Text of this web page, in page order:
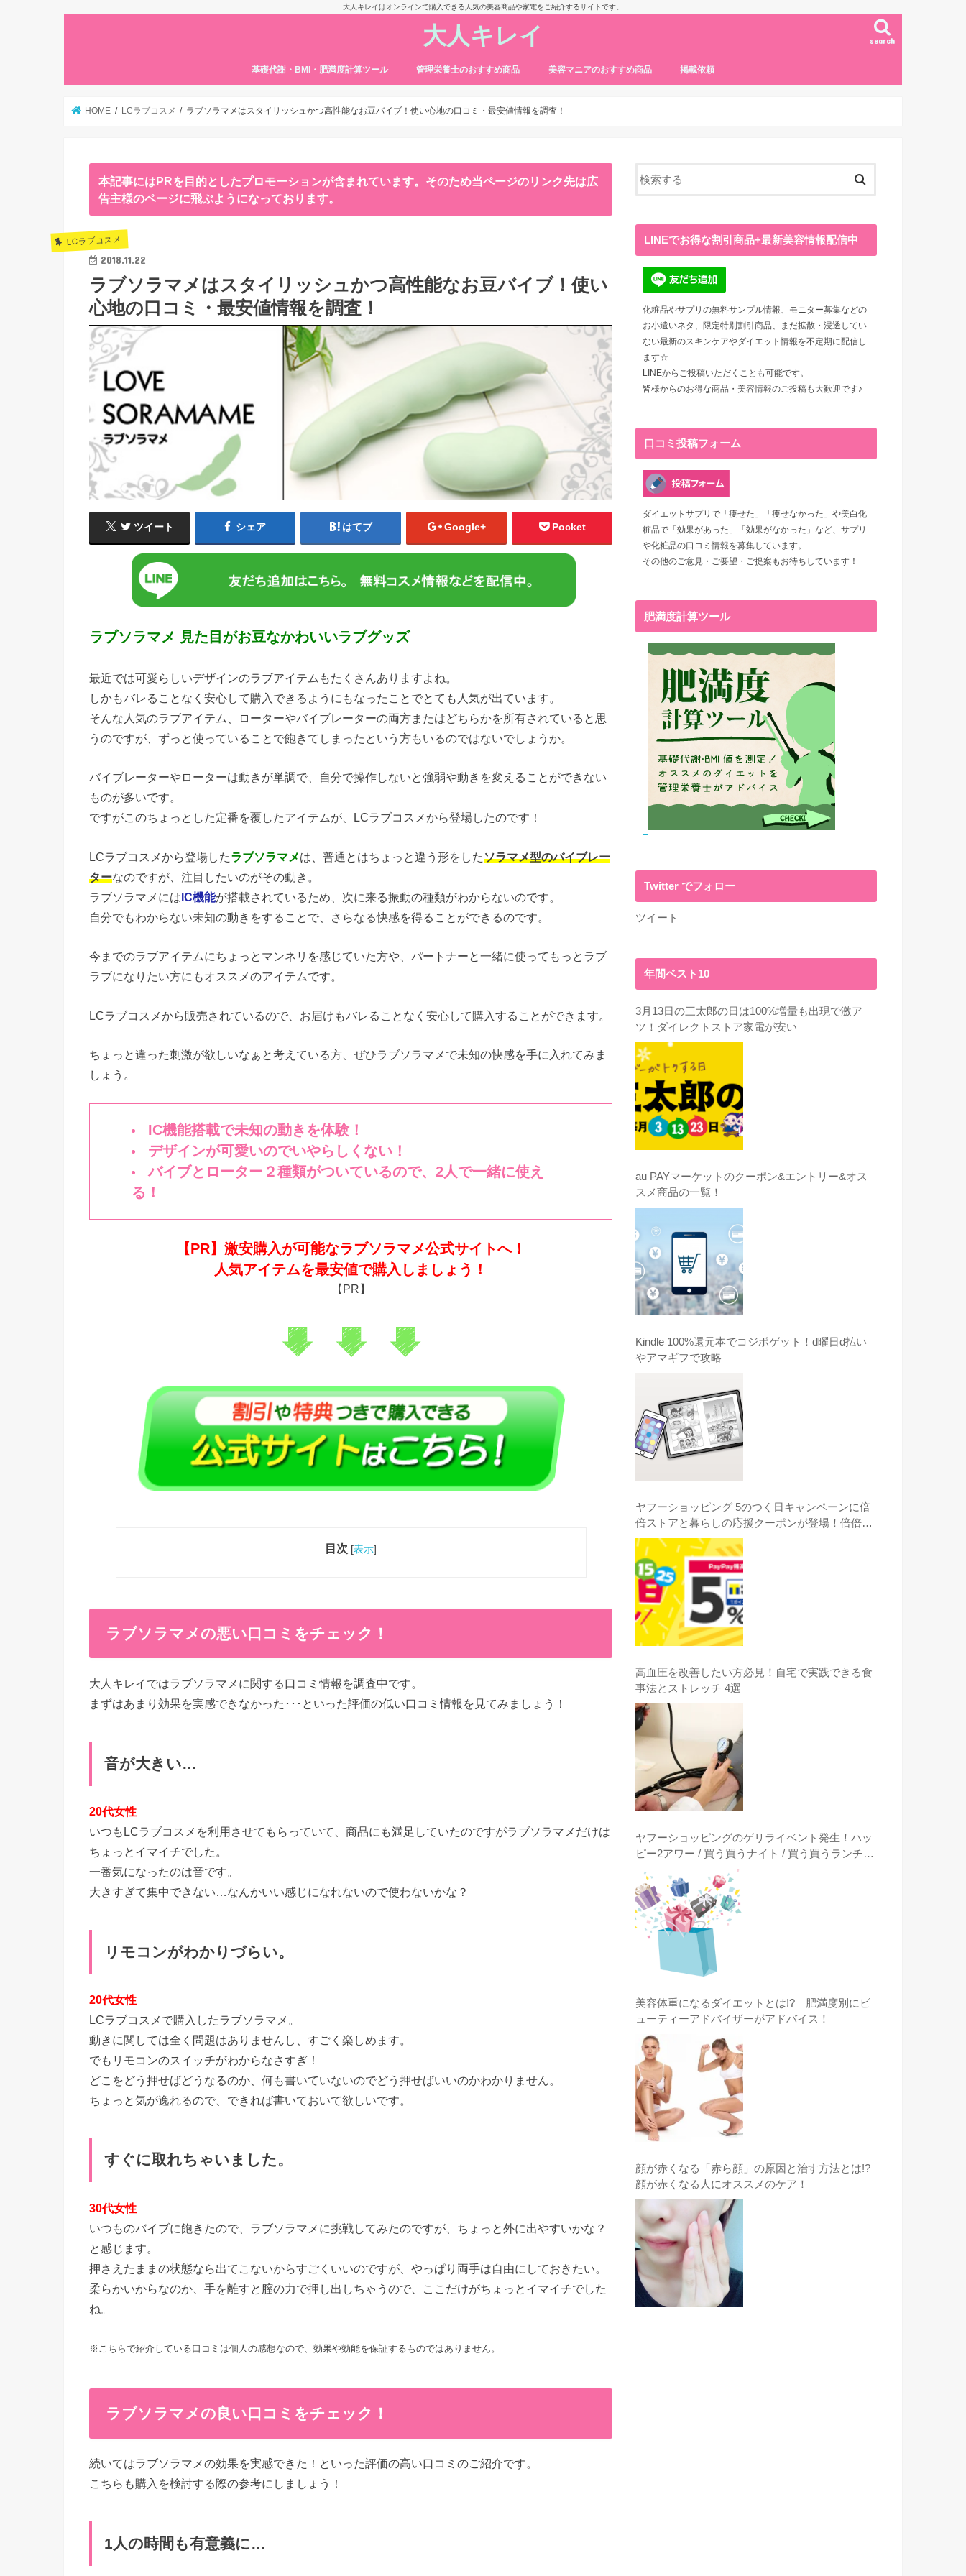
大人キレイはオンラインで購入できる人気の美容商品や家電をご紹介するサイトです。
大人キレイ search
基礎代謝・BMI・肥満度計算ツール 管理栄養士のおすすめ商品 美容マニアのおすすめ商品 掲載依頼
HOME LCラブコスメ ラブソラマメはスタイリッシュかつ高性能なお豆バイブ！使い心地の口コミ・最安値情報を調査！
本記事にはPRを目的としたプロモーションが含まれています。そのため当ページのリンク先は広
告主様のページに飛ぶようになっております。
LCラブコスメ
2018.11.22
ラブソラマメはスタイリッシュかつ高性能なお豆バイブ！使い
心地の口コミ・最安値情報を調査！
ツイート シェア はてブ Google+ Pocket
ラブソラマメ 見た目がお豆なかわいいラブグッズ
最近では可愛らしいデザインのラブアイテムもたくさんありますよね。
しかもバレることなく安心して購入できるようにもなったことでとても人気が出ています。
そんな人気のラブアイテム、ローターやバイブレーターの両方またはどちらかを所有されていると思
うのですが、ずっと使っていることで飽きてしまったという方もいるのではないでしょうか。
バイブレーターやローターは動きが単調で、自分で操作しないと強弱や動きを変えることができない
ものが多いです。
ですがこのちょっとした定番を覆したアイテムが、LCラブコスメから登場したのです！
LCラブコスメから登場したラブソラマメは、普通とはちょっと違う形をしたソラマメ型のバイブレー
ターなのですが、注目したいのがその動き。
ラブソラマメにはIC機能が搭載されているため、次に来る振動の種類がわからないのです。
自分でもわからない未知の動きをすることで、さらなる快感を得ることができるのです。
今までのラブアイテムにちょっとマンネリを感じていた方や、パートナーと一緒に使ってもっとラブ
ラブになりたい方にもオススメのアイテムです。
LCラブコスメから販売されているので、お届けもバレることなく安心して購入することができます。
ちょっと違った刺激が欲しいなぁと考えている方、ぜひラブソラマメで未知の快感を手に入れてみま
しょう。
IC機能搭載で未知の動きを体験！
デザインが可愛いのでいやらしくない！
バイブとローター２種類がついているので、2人で一緒に使え
る！
【PR】激安購入が可能なラブソラマメ公式サイトへ！
人気アイテムを最安値で購入しましょう！
【PR】
目次 [表示]
ラブソラマメの悪い口コミをチェック！
大人キレイではラブソラマメに関する口コミ情報を調査中です。
まずはあまり効果を実感できなかった･･･といった評価の低い口コミ情報を見てみましょう！
音が大きい…
20代女性
いつもLCラブコスメを利用させてもらっていて、商品にも満足していたのですがラブソラマメだけは
ちょっとイマイチでした。
一番気になったのは音です。
大きすぎて集中できない…なんかいい感じになれないので使わないかな？
リモコンがわかりづらい。
20代女性
LCラブコスメで購入したラブソラマメ。
動きに関しては全く問題はありませんし、すごく楽しめます。
でもリモコンのスイッチがわからなさすぎ！
どこをどう押せばどうなるのか、何も書いていないのでどう押せばいいのかわかりません。
ちょっと気が逸れるので、できれば書いておいて欲しいです。
すぐに取れちゃいました。
30代女性
いつものバイブに飽きたので、ラブソラマメに挑戦してみたのですが、ちょっと外に出やすいかな？
と感じます。
押さえたままの状態なら出てこないからすごくいいのですが、やっぱり両手は自由にしておきたい。
柔らかいからなのか、手を離すと膣の力で押し出しちゃうので、ここだけがちょっとイマイチでした
ね。
※こちらで紹介している口コミは個人の感想なので、効果や効能を保証するものではありません。
ラブソラマメの良い口コミをチェック！
続いてはラブソラマメの効果を実感できた！といった評価の高い口コミのご紹介です。
こちらも購入を検討する際の参考にしましょう！
1人の時間も有意義に…
LINEでお得な割引商品+最新美容情報配信中
化粧品やサプリの無料サンプル情報、モニター募集などの
お小遣いネタ、限定特別割引商品、まだ拡散・浸透してい
ない最新のスキンケアやダイエット情報を不定期に配信し
ます☆
LINEからご投稿いただくことも可能です。
皆様からのお得な商品・美容情報のご投稿も大歓迎です♪
口コミ投稿フォーム
ダイエットサプリで「痩せた」「痩せなかった」や美白化
粧品で「効果があった」「効果がなかった」など、サプリ
や化粧品の口コミ情報を募集しています。
その他のご意見・ご要望・ご提案もお待ちしています！
肥満度計算ツール
Twitter でフォロー
ツイート
年間ベスト10
3月13日の三太郎の日は100%増量も出現で激ア
ツ！ダイレクトストア家電が安い
au PAYマーケットのクーポン&エントリー&オス
スメ商品の一覧！
Kindle 100%還元本でコジポゲット！d曜日d払い
やアマギフで攻略
ヤフーショッピング 5のつく日キャンペーンに倍
倍ストアと暮らしの応援クーポンが登場！倍倍ス
トアのコジマのGOPRO HERO8がオススメ！
高血圧を改善したい方必見！自宅で実践できる食
事法とストレッチ 4選
ヤフーショッピングのゲリライベント発生！ハッ
ピー2アワー / 買う買うナイト / 買う買うランチタ
イム / クーポンは突然に出現時に激安購入する方
法
美容体重になるダイエットとは!? 肥満度別にビ
ューティーアドバイザーがアドバイス！
顔が赤くなる「赤ら顔」の原因と治す方法とは!?
顔が赤くなる人にオススメのケア！